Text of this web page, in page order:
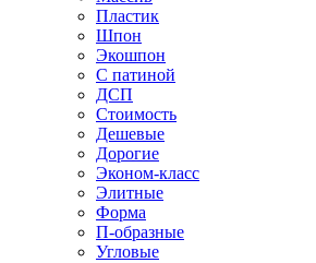
Пластик
Шпон
Экошпон
С патиной
ДСП
Стоимость
Дешевые
Дорогие
Эконом-класс
Элитные
Форма
П-образные
Угловые